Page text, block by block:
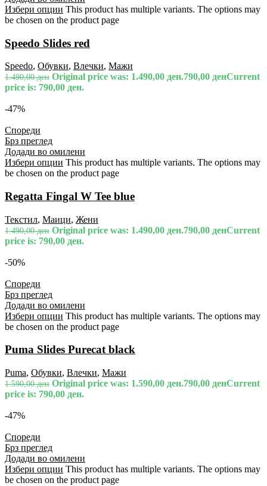
Избери опции This product has multiple variants. The options may
be chosen on the product page
Speedo Slides red
Speedo, Обувки, Влечки, Мажи
1.490,00ден Original price was: 1.490,00 ден.790,00 денCurrent
price is: 790,00 ден.
-47%
Спореди
Брз преглед
Додади во омилени
Избери опции This product has multiple variants. The options may
be chosen on the product page
Regatta Fingal W Tee blue
Текстил, Маици, Жени
1.490,00ден Original price was: 1.490,00 ден.790,00 денCurrent
price is: 790,00 ден.
-50%
Спореди
Брз преглед
Додади во омилени
Избери опции This product has multiple variants. The options may
be chosen on the product page
Puma Slides Purecat black
Puma, Обувки, Влечки, Мажи
1.590,00ден Original price was: 1.590,00 ден.790,00 денCurrent
price is: 790,00 ден.
-47%
Спореди
Брз преглед
Додади во омилени
Избери опции This product has multiple variants. The options may
be chosen on the product page